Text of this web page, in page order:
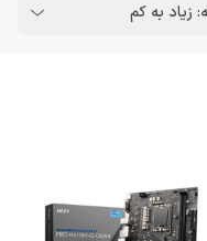
زیاد به کم